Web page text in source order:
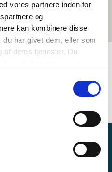
vores partnere inden for
og
kan kombinere disse
du har givet dem, eller som
af deres tjenester. Du
>3 leksjoner